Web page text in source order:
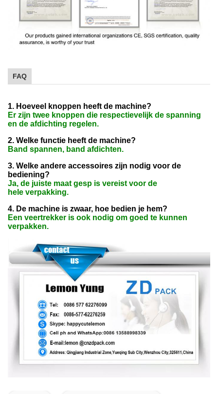
FAQ
1. Hoeveel knoppen heeft de machine?
Er zijn twee knoppen die respectievelijk de spanning
en de afdichting regelen.
2. Welke functie heeft de machine?
Band spannen, band afdichten.
3. Welke andere accessoires zijn nodig voor de
bediening?
Ja, de juiste maat gesp is vereist voor de
hele verpakking.
4. De machine is zwaar, hoe bedien je hem?
Een veertrekker is ook nodig om goed te kunnen
verpakken.